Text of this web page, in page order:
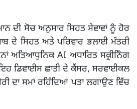
ਦੀ ਸੋਚ ਅਨੁਸਾਰ ਸਿਹਤ ਸੇਵਾਵਾਂ ਨੂੰ ਹੋਰ
ਦੇ ਸਿਹਤ ਅਤੇ ਪਰਿਵਾਰ ਭਲਾਈ ਮੰਤਰੀ
ਅਤਿਆਧੁਨਿਕ AI ਅਧਾਰਿਤ ਸਕ੍ਰੀਨਿੰਗ
ਇਹ ਡਿਵਾਈਸ ਛਾਤੀ ਦੇ ਕੈਂਸਰ, ਸਰਵਾਈਕਲ
ਦਾ ਸਮਾਂ ਰਹਿੰਦਿਆਂ ਪਤਾ ਲਗਾਉਣ ਵਿੱਚ